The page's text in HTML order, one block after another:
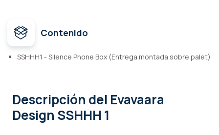
Contenido
SSHHH1 - Silence Phone Box (Entrega montada sobre palet)
Descripción del Evavaara
Design SSHHH 1